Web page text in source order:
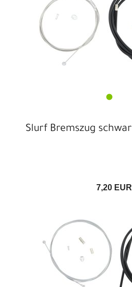
Slurf Bremszug
7,20 EUR